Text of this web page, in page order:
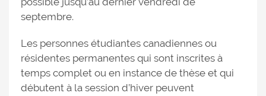
septembre.
Les personnes étudiantes canadiennes ou
résidentes permanentes qui sont inscrites à
temps complet ou en instance de thèse et qui
débutent à la session d’hiver peuvent